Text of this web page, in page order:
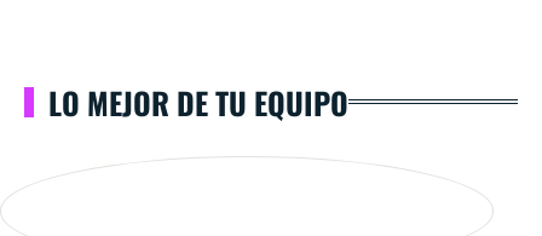
LO MEJOR DE TU EQUIPO